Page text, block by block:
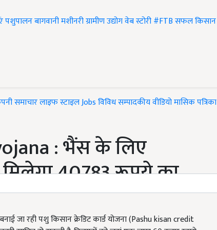
पशुपालनबागवानीमशीनरीग्रामीण उद्योगवेब स्टोरी#FTBसफल किसान
समाचारलाइफ स्टाइलJobsविविधसम्पादकीयवीडियोमासिक पत्रिका
: भैंस के लिए
40783 रूपये का
जा रही पशु किसान क्रेडिट कार्ड योजना (Pashu kisan credit